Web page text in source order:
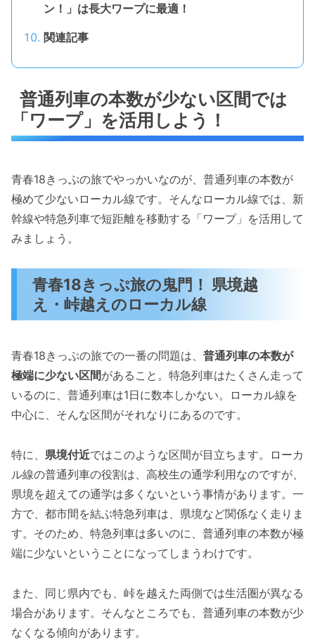
ン！」は長大ワープに最適！
関連記事
普通列車の本数が少ない区間では
「ワープ」を活用しよう！
青春18きっぷの旅でやっかいなのが、普通列車の本数が
極めて少ないローカル線です。そんなローカル線では、新
幹線や特急列車で短距離を移動する「ワープ」を活用して
みましょう。
青春18きっぷ旅の鬼門！ 県境越
え・峠越えのローカル線
青春18きっぷの旅での一番の問題は、 普通列車の本数が
極端に少ない区間があること。特急列車はたくさん走って
いるのに、普通列車は1日に数本しかない。ローカル線を
中心に、そんな区間がそれなりにあるのです。
特に、 県境付近ではこのような区間が目立ちます。ローカ
ル線の普通列車の役割は、高校生の通学利用なのですが、
県境を超えての通学は多くないという事情があります。一
方で、都市間を結ぶ特急列車は、県境など関係なく走りま
す。そのため、特急列車は多いのに、普通列車の本数が極
端に少ないということになってしまうわけです。
また、同じ県内でも、峠を越えた両側では生活圏が異なる
場合があります。そんなところでも、普通列車の本数が少
なくなる傾向があります。